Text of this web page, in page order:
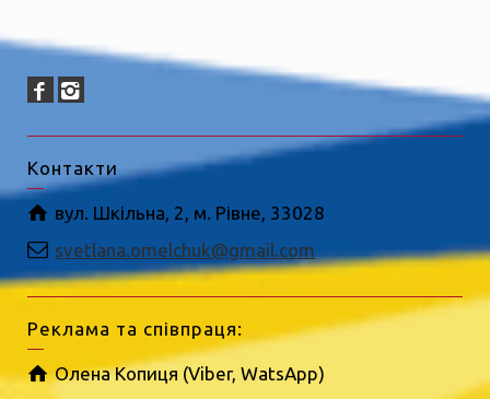
Контакти
вул. Шкільна, 2, м. Рівне, 33028
svetlana.omelchuk@gmail.com
Реклама та співпраця:
Олена Копиця (Viber, WatsApp)